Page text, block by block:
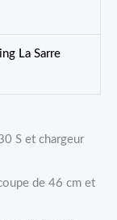
La Sarre
S et chargeur
de 46 cm et